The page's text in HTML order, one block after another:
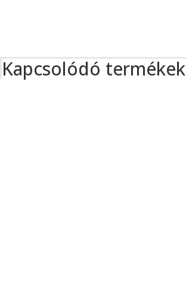
Kapcsolódó termékek